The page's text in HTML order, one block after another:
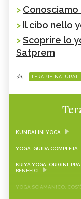
>
> Il cibo nello
>Scoprire lo
Satprem
da: TERAPIE NATURALI
KUNDALINI YOGA
YOGA: GUIDA COMPLETA
KRIYA YOGA: ORIGINI,
BENEFICI
YOGA SCIAMANICO,